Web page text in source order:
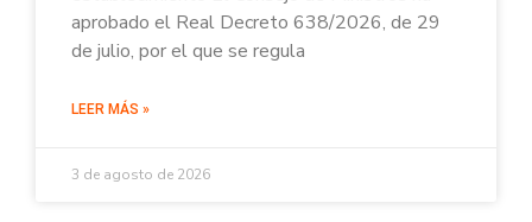
aprobado el Real Decreto 638/2026, de 29
de julio, por el que se regula
LEER MÁS »
3 de agosto de 2026